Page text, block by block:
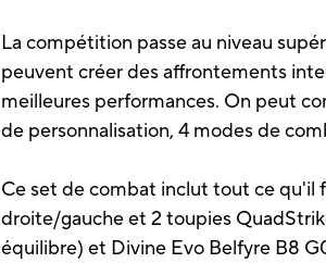
La compétition passe au niveau
peuvent créer des affrontements
meilleures performances. On peut
de personnalisation, 4 modes de
Ce set de combat inclut tout ce qu'il
droite/gauche et 2 toupies
équilibre) et Divine Evo Belfyre B8